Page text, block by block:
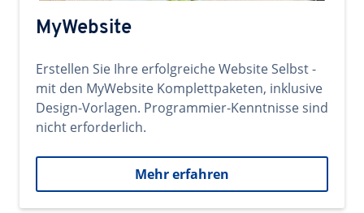
MyWebsite
Erstellen Sie Ihre erfolgreiche Website Selbst -
mit den MyWebsite Komplettpaketen, inklusive
Design-Vorlagen. Programmier-Kenntnisse sind
nicht erforderlich.
Mehr erfahren